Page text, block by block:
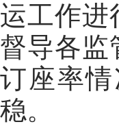
运工作进
督导各监
订座率
稳。